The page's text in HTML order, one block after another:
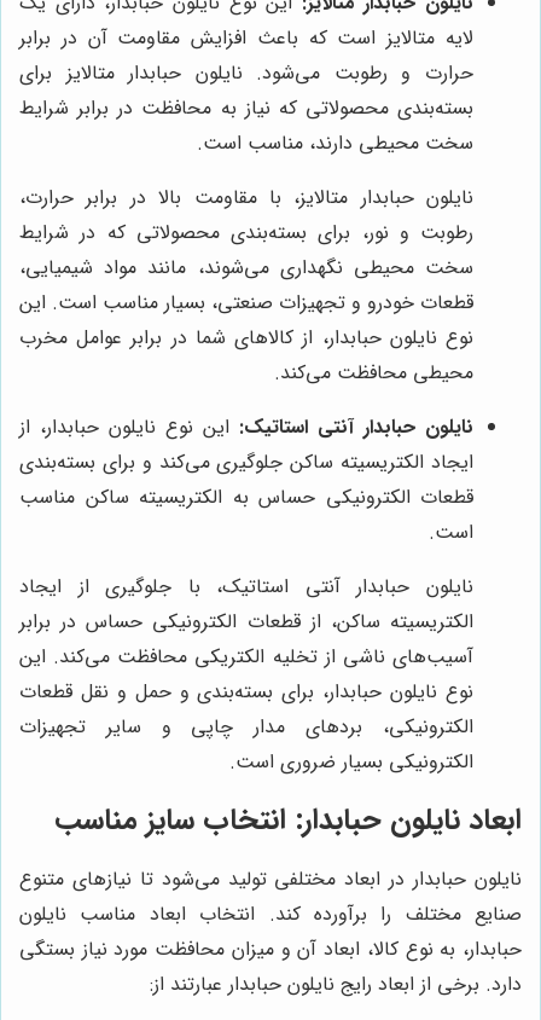
لایه متالایز است که باعث افزایش مقاومت آن در برابر
حرارت و رطوبت می‌شود. نایلون حبابدار متالایز برای
بسته‌بندی محصولاتی که نیاز به محافظت در برابر شرایط
سخت محیطی دارند، مناسب است.
نایلون حبابدار متالایز، با مقاومت بالا در برابر حرارت،
رطوبت و نور، برای بسته‌بندی محصولاتی که در شرایط
سخت محیطی نگهداری می‌شوند، مانند مواد شیمیایی،
قطعات خودرو و تجهیزات صنعتی، بسیار مناسب است. این
نوع نایلون حبابدار، از کالاهای شما در برابر عوامل مخرب
محیطی محافظت می‌کند.
نایلون حبابدار آنتی استاتیک: این نوع نایلون حبابدار، از
ایجاد الکتریسیته ساکن جلوگیری می‌کند و برای بسته‌بندی
قطعات الکترونیکی حساس به الکتریسیته ساکن مناسب
است.
نایلون حبابدار آنتی استاتیک، با جلوگیری از ایجاد
الکتریسیته ساکن، از قطعات الکترونیکی حساس در برابر
آسیب‌های ناشی از تخلیه الکتریکی محافظت می‌کند. این
نوع نایلون حبابدار، برای بسته‌بندی و حمل و نقل قطعات
الکترونیکی، بردهای مدار چاپی و سایر تجهیزات
الکترونیکی بسیار ضروری است.
ابعاد نایلون حبابدار: انتخاب سایز مناسب
نایلون حبابدار در ابعاد مختلفی تولید می‌شود تا نیازهای متنوع
صنایع مختلف را برآورده کند. انتخاب ابعاد مناسب نایلون
حبابدار، به نوع کالا، ابعاد آن و میزان محافظت مورد نیاز بستگی
دارد. برخی از ابعاد رایج نایلون حبابدار عبارتند از: